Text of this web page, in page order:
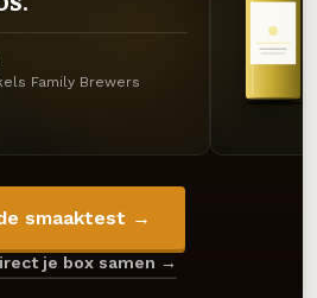
Family Brewers
smaaktest →
je box samen →